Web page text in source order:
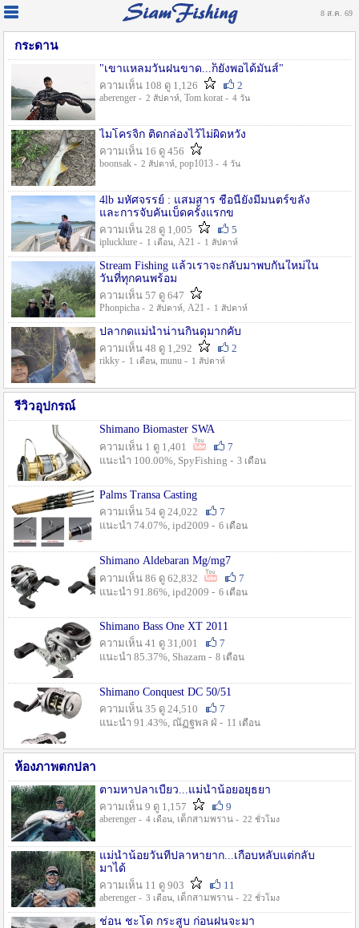
8 ส.ค. 69
กระดาน
"เขาแหลมวันฝนขาด...ก็ยังพอได้มันส์"
ความเห็น 108 ดู 1,126
2
aberenger - 2 สัปดาห์, Tom korat - 4 วัน
ไมโครจิ้ก ติดกล่องไว้ไม่ผิดหวัง
ความเห็น 16 ดู 456
boonsak - 2 สัปดาห์, pop1013 - 4 วัน
4lb มหัศจรรย์ : แสมสาร ชื่อนี้ยังมีมนตร์ขลัง
และการจับคันเบ็ดครั้งแรกข
ความเห็น 28 ดู 1,005
5
iplucklure - 1 เดือน, A21 - 1 สัปดาห์
Stream Fishing แล้วเราจะกลับมาพบกันใหม่ใน
วันที่ทุกคนพร้อม
ความเห็น 57 ดู 647
Phonpicha - 2 สัปดาห์, A21 - 1 สัปดาห์
ปลากดแม่น้ำน่านกินดุมากคับ
ความเห็น 48 ดู 1,292
2
rikky - 1 เดือน, munu - 1 สัปดาห์
รีวิวอุปกรณ์
Shimano Biomaster SWA
ความเห็น 1 ดู 1,401
7
แนะนำ 100.00%, SpyFishing - 3 เดือน
Palms Transa Casting
ความเห็น 54 ดู 24,022
7
แนะนำ 74.07%, ipd2009 - 6 เดือน
Shimano Aldebaran Mg/mg7
ความเห็น 86 ดู 62,832
7
แนะนำ 91.86%, ipd2009 - 6 เดือน
Shimano Bass One XT 2011
ความเห็น 41 ดู 31,001
7
แนะนำ 85.37%, Shazam - 8 เดือน
Shimano Conquest DC 50/51
ความเห็น 35 ดู 24,510
7
แนะนำ 91.43%, ณัฏฐพล ฝ่ - 11 เดือน
ห้องภาพตกปลา
ตามหาปลาเบี้ยว...แม่น้ำน้อยอยุธยา
ความเห็น 9 ดู 1,157
9
aberenger - 4 เดือน, เด็กสามพราน - 22 ชั่วโมง
แม่น้ำน้อยวันที่ปลาหายาก...เกือบหลับแต่กลับ
มาได้
ความเห็น 11 ดู 903
11
aberenger - 3 เดือน, เด็กสามพราน - 22 ชั่วโมง
ช่อน ชะโด กระสูบ ก่อนฝนจะมา